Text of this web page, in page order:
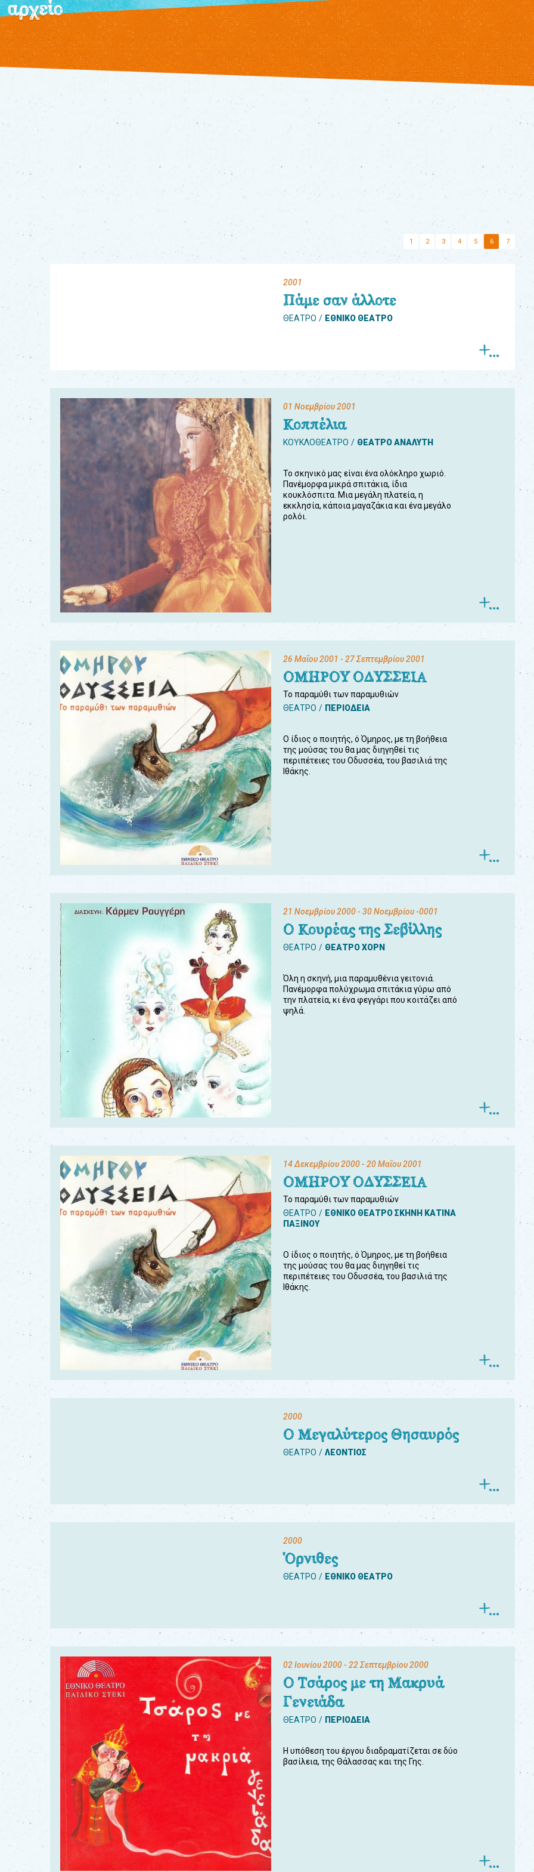
αρχείο
1 2 3 4 5 6 7
2001
Πάμε σαν άλλοτε
ΘΕΑΤΡΟ ΕΘΝΙΚΟ ΘΕΑΤΡΟ
01 Νοεμβρίου 2001
Κοππέλια
ΚΟΥΚΛΟΘΕΑΤΡΟ ΘΕΑΤΡΟ ΑΝΑΛΥΤΗ
Το σκηνικό μας είναι ένα ολόκληρο χωριό.
Πανέμορφα μικρά σπιτάκια, ίδια
κουκλόσπιτα. Μια μεγάλη πλατεία, η
εκκλησία, κάποια μαγαζάκια και ένα μεγάλο
ρολόι.
26 Μαΐου 2001 - 27 Σεπτεμβρίου 2001
ΟΜΗΡΟΥ ΟΔΥΣΣΕΙΑ
Το παραμύθι των παραμυθιών
ΘΕΑΤΡΟ
ΠΕΡΙΟΔΕΙΑ
Ο ίδιος ο ποιητής, ό Όμηρος, με τη βοήθεια
της μούσας του θα μας διηγηθεί τις
περιπέτειες του Οδυσσέα, του βασιλιά της
Ιθάκης.
21 Νοεμβρίου 2000- 30 Νοεμβρίου -0001
Ο Κουρέας της Σεβίλλης
ΘΕΑΤΡΟ ΘΕΑΤΡΟ ΧΟΡΝ
Όλη η σκηνή, μια παραμυθένια γειτονιά.
Πανέμορφα πολύχρωμα σπιτάκια γύρω από
την πλατεία, κι ένα φεγγάρι που κοιτάζει από
ψηλά.
14 Δεκεμβρίου 2000- 20 Μαΐου 2001
ΟΜΗΡΟΥ ΟΔΥΣΣΕΙΑ
Το παραμύθι των παραμυθιών
ΘΕΑΤΡΟ
ΕΘΝΙΚΟ ΘΕΑΤΡΟ ΣΚΗΝΗ ΚΑΤΙΝΑ
ΠΑΞΙΝΟΥ
Ο ίδιος ο ποιητής, ό Όμηρος, με τη βοήθεια
της μούσας του θα μας διηγηθεί τις
περιπέτειες του Οδυσσέα, του βασιλιά της
Ιθάκης.
2000
Ο Μεγαλύτερος Θησαυρός
ΘΕΑΤΡΟ ΛΕΟΝΤΙΟΣ
2000
Όρνιθες
ΘΕΑΤΡΟ ΕΘΝΙΚΟ ΘΕΑΤΡΟ
02 Ιουνίου 2000- 22 Σεπτεμβρίου 2000
Ο Τσάρος με τη Μακρυά
Γενειάδα
ΘΕΑΤΡΟ ΠΕΡΙΟΔΕΙΑ
Η υπόθεση του έργου διαδραματίζεται σε δύο
βασίλεια, της Θάλασσας και της Γης.